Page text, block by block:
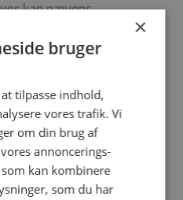
kan nævens
og mulig
ledergruppe, som også
Overlæger og
i afdelingens
ledere i afdelingen har
og/eller opgaver som
regionalt, nationalt
×
bruger
tilpasse indhold,
vores trafik. Vi
om din brug af
annoncerings-
kan kombinere
som du har